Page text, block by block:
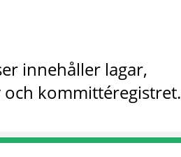
innehåller lagar,
kommittéregistret.